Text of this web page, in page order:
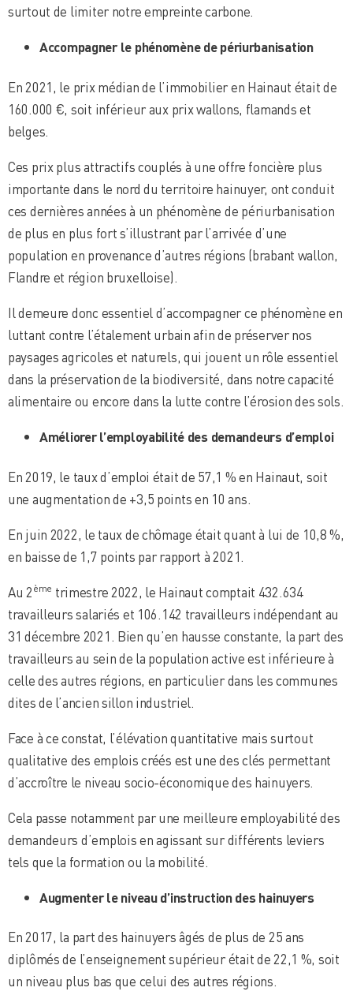
surtout de limiter notre empreinte carbone.
Accompagner le phénomène de périurbanisation
En 2021, le prix médian de l’immobilier en Hainaut était de
160.000 €, soit inférieur aux prix wallons, flamands et
belges.
Ces prix plus attractifs couplés à une offre foncière plus
importante dans le nord du territoire hainuyer, ont conduit
ces dernières années à un phénomène de périurbanisation
de plus en plus fort s’illustrant par l’arrivée d’une
population en provenance d’autres régions (brabant wallon,
Flandre et région bruxelloise).
Il demeure donc essentiel d’accompagner ce phénomène en
luttant contre l’étalement urbain afin de préserver nos
paysages agricoles et naturels, qui jouent un rôle essentiel
dans la préservation de la biodiversité, dans notre capacité
alimentaire ou encore dans la lutte contre l’érosion des sols.
Améliorer l’employabilité des demandeurs d’emploi
En 2019, le taux d’emploi était de 57,1 % en Hainaut, soit
une augmentation de +3,5 points en 10 ans.
En juin 2022, le taux de chômage était quant à lui de 10,8 %,
en baisse de 1,7 points par rapport à 2021.
Au 2ème trimestre 2022, le Hainaut comptait 432.634
travailleurs salariés et 106.142 travailleurs indépendant au
31 décembre 2021. Bien qu’en hausse constante, la part des
travailleurs au sein de la population active est inférieure à
celle des autres régions, en particulier dans les communes
dites de l’ancien sillon industriel.
Face à ce constat, l’élévation quantitative mais surtout
qualitative des emplois créés est une des clés permettant
d’accroître le niveau socio-économique des hainuyers.
Cela passe notamment par une meilleure employabilité des
demandeurs d’emplois en agissant sur différents leviers
tels que la formation ou la mobilité.
Augmenter le niveau d’instruction des hainuyers
En 2017, la part des hainuyers âgés de plus de 25 ans
diplômés de l’enseignement supérieur était de 22,1 %, soit
un niveau plus bas que celui des autres régions.